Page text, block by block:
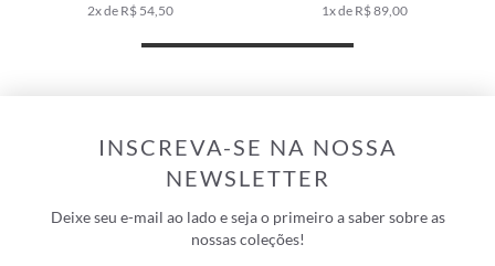
2x de R$ 54,50
1x de R$ 89,00
INSCREVA-SE NA NOSSA
NEWSLETTER
Deixe seu e-mail ao lado e seja o primeiro a saber sobre as
nossas coleções!